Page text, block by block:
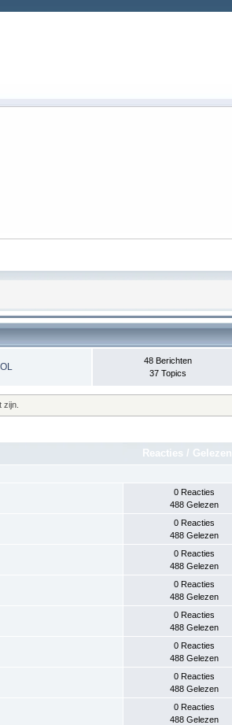
48 Berichten
37 Topics
zijn.
Reacties / Gelezen
0 Reacties
488 Gelezen
0 Reacties
488 Gelezen
0 Reacties
488 Gelezen
0 Reacties
488 Gelezen
0 Reacties
488 Gelezen
0 Reacties
488 Gelezen
0 Reacties
488 Gelezen
0 Reacties
488 Gelezen